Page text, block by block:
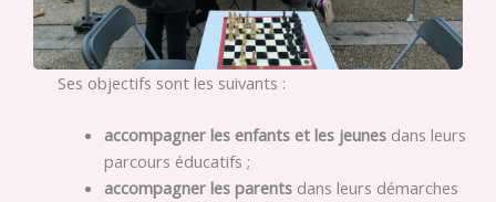
Ses objectifs sont les suivants :
accompagner les enfants et les jeunesdans leurs
parcours éducatifs ;
accompagner les parents dans leurs démarches